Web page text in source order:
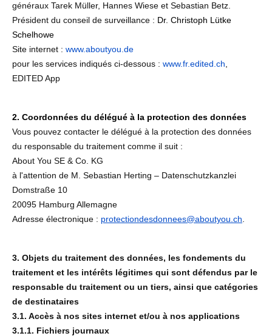
généraux Tarek Müller, Hannes Wiese et Sebastian Betz.
Président du conseil de surveillance : Dr. Christoph Lütke
Schelhowe
Site internet : www.aboutyou.de
pour les services indiqués ci-dessous : www.fr.edited.ch
EDITED App
2. Coordonnées du délégué à la protection des données
Vous pouvez contacter le délégué à la protection des données
du responsable du traitement comme il suit :
About You SE & Co. KG
à l'attention de M. Sebastian Herting – Datenschutzkanzlei
Domstraße 10
20095 Hamburg Allemagne
Adresse électronique : protectiondesdonnees@aboutyou.ch
3. Objets du traitement des données, les fondements du
traitement et les intérêts légitimes qui sont défendus par le
responsable du traitement ou un tiers, ainsi que catégories
de destinataires
3.1. Accès à nos sites internet et/ou à nos applications
3.1.1. Fichiers journaux